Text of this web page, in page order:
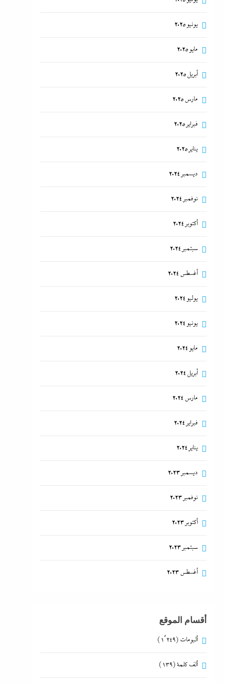
يونيو 2025
مايو 2025
أبريل 2025
مارس 2025
فبراير 2025
يناير 2025
ديسمبر 2024
نوفمبر 2024
أكتوبر 2024
سبتمبر 2024
أغسطس 2024
يوليو 2024
يونيو 2024
مايو 2024
أبريل 2024
مارس 2024
فبراير 2024
يناير 2024
ديسمبر 2023
نوفمبر 2023
أكتوبر 2023
سبتمبر 2023
أغسطس 2023
أقسام الموقع
ألبومات (1٬249)
ألف كلمة(139)